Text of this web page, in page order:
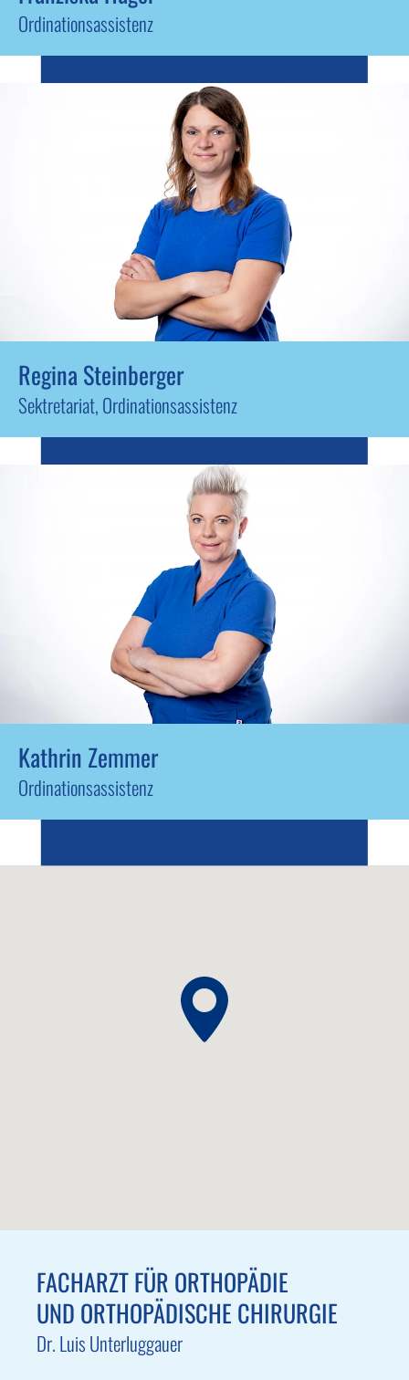
Ordinationsassistenz
Regina Steinberger
Sektretariat, Ordinationsassistenz
Kathrin Zemmer
Ordinationsassistenz
FACHARZT FÜR ORTHOPÄDIE
UND ORTHOPÄDISCHE CHIRURGIE
Dr. Luis Unterluggauer